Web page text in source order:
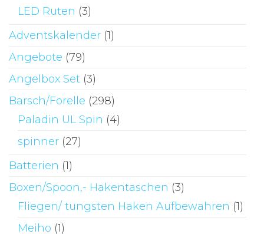
LED Ruten (3)
Adventskalender (1)
Angebote (79)
Angelbox Set (3)
Barsch/Forelle (298)
Paladin UL Spin (4)
spinner (27)
Batterien (1)
Boxen/Spoon,- Hakentaschen (3)
Fliegen/ tungsten Haken Aufbewahren (1)
Meiho (1)